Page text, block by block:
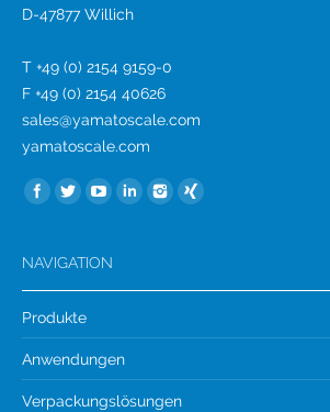
D-47877 Willich
T +49 (0) 2154 9159-0
F +49 (0) 2154 40626
sales@yamatoscale.com
yamatoscale.com
Find us on:
NAVIGATION
Produkte
Anwendungen
Verpackungslösungen